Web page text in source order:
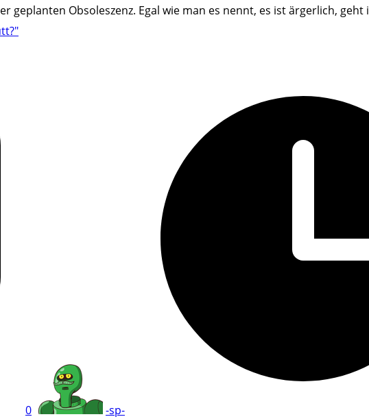
geplanten Obsoleszenz. Egal wie man es nennt, es ist ärgerlich,
0 -sp-